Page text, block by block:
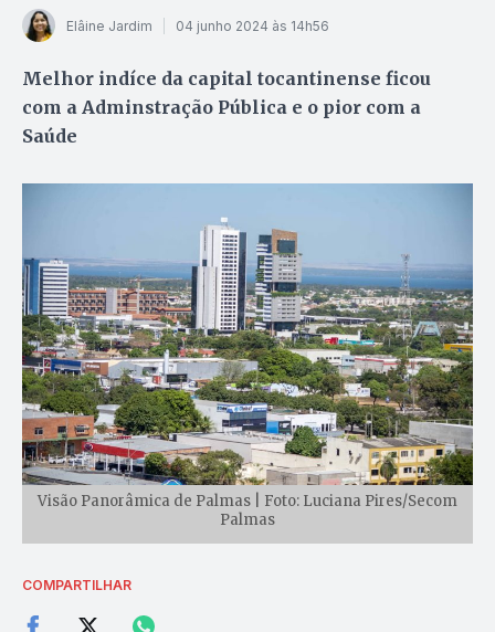
Elâine Jardim 04 junho 2024 às 14h56
Melhor indíce da capital tocantinense ficou
com a Adminstração Pública e o pior com a
Saúde
Visão Panorâmica de Palmas | Foto: Luciana Pires/Secom
Palmas
COMPARTILHAR